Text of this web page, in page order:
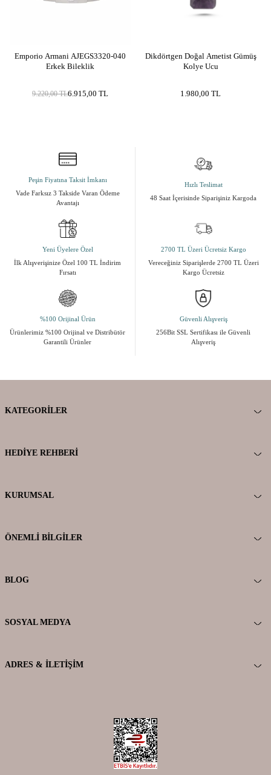
inci kolye
Emporio Armani AJEGS3320-040
Erkek Bileklik
9.220,00TL6.915,00 TL
Dikdörtgen Doğal Ametist Gümüş
Kolye Ucu
1.980,00 TL
Peşin Fiyatına Taksit İmkanı
Vade Farksız 3 Takside Varan Ödeme
Avantajı
Hızlı Teslimat
48 Saat İçerisinde Siparişiniz Kargoda
Yeni Üyelere Özel
İlk Alışverişinize Özel 100 TL İndirim
Fırsatı
2700 TL Üzeri Ücretsiz Kargo
Vereceğiniz Siparişlerde 2700 TL Üzeri
Kargo Ücretsiz
%100 Orijinal Ürün
Ürünlerimiz %100 Orijinal ve Distribütör
Garantili Ürünler
Güvenli Alışveriş
256Bit SSL Sertifikası ile Güvenli
Alışveriş
KATEGORILER
HEDIYE REHBERI
KURUMSAL
ÖNEMLI BILGILER
BLOG
SOSYAL MEDYA
ADRES & İLETIŞIM